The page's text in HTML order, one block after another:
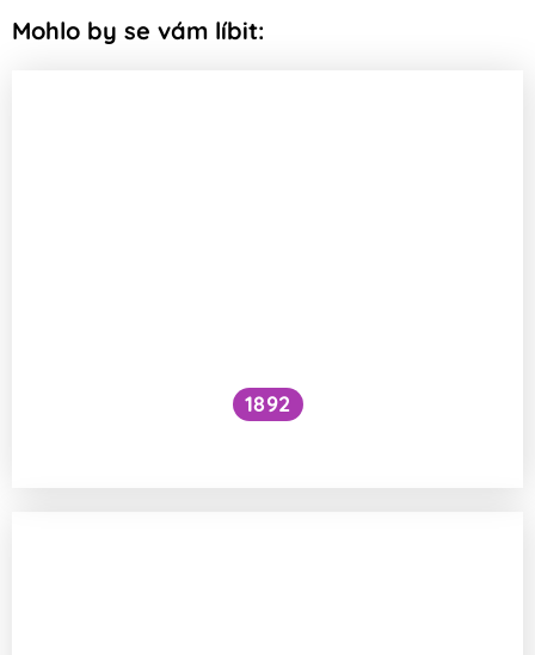
Mohlo by se vám líbit:
1892